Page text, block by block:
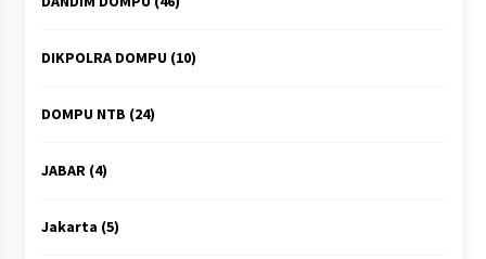
DIKPOLRA DOMPU(10)
DOMPU NTB (24)
JABAR(4)
Jakarta (5)